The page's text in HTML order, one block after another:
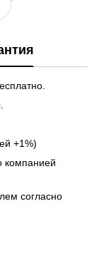
+1%)
компанией
согласно